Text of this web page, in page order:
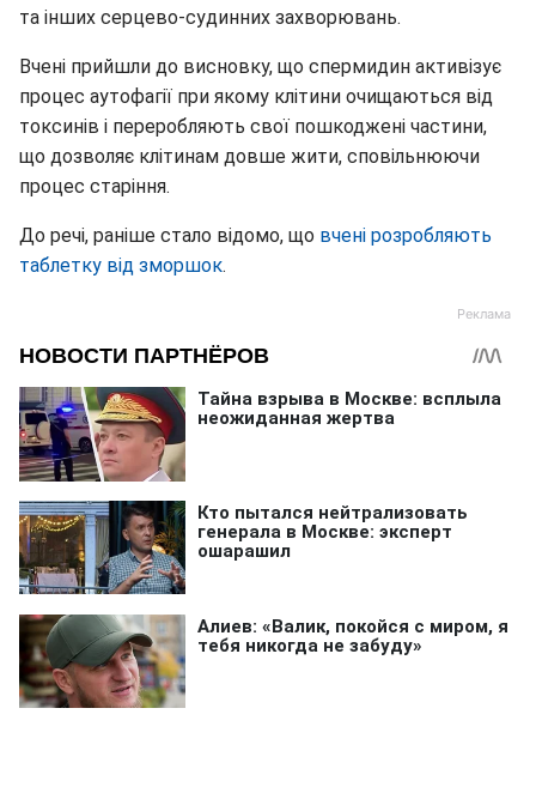
та інших серцево-судинних захворювань.
Вчені прийшли до висновку, що спермидин активізує
процес аутофагії при якому клітини очищаються від
токсинів і переробляють свої пошкоджені частини,
що дозволяє клітинам довше жити, сповільнюючи
процес старіння.
До речі, раніше стало відомо, що вчені розробляють
таблетку від зморшок.